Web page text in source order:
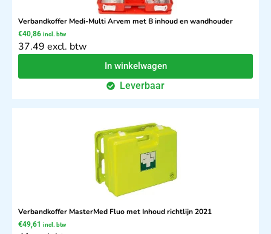
Verbandkoffer Medi-Multi Arvem met B inhoud en wandhouder
€40,86 incl. btw
37.49 excl. btw
In winkelwagen
Leverbaar
Verbandkoffer MasterMed Fluo met Inhoud richtlijn 2021
€49,61 incl. btw